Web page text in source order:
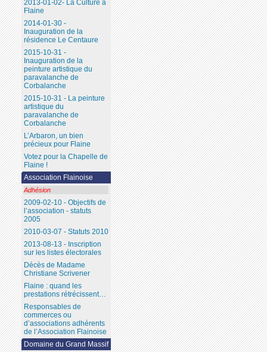
2013-01-02- La Culture à
Flaine
2014-01-30 -
Inauguration de la
résidence Le Centaure
2015-10-31 -
Inauguration de la
peinture artistique du
paravalanche de
Corbalanche
2015-10-31 - La peinture
artistique du
paravalanche de
Corbalanche
L’Arbaron, un bien
précieux pour Flaine
Votez pour la Chapelle de
Flaine !
Association Flainoise
Adhésion
2009-02-10 - Objectifs de
l’association - statuts
2005
2010-03-07 - Statuts 2010
2013-08-13 - Inscription
sur les listes électorales
Décès de Madame
Christiane Scrivener
Flaine : quand les
prestations rétrécissent…
Responsables de
commerces ou
d’associations adhérents
de l’Association Flainoise
Domaine du Grand Massif